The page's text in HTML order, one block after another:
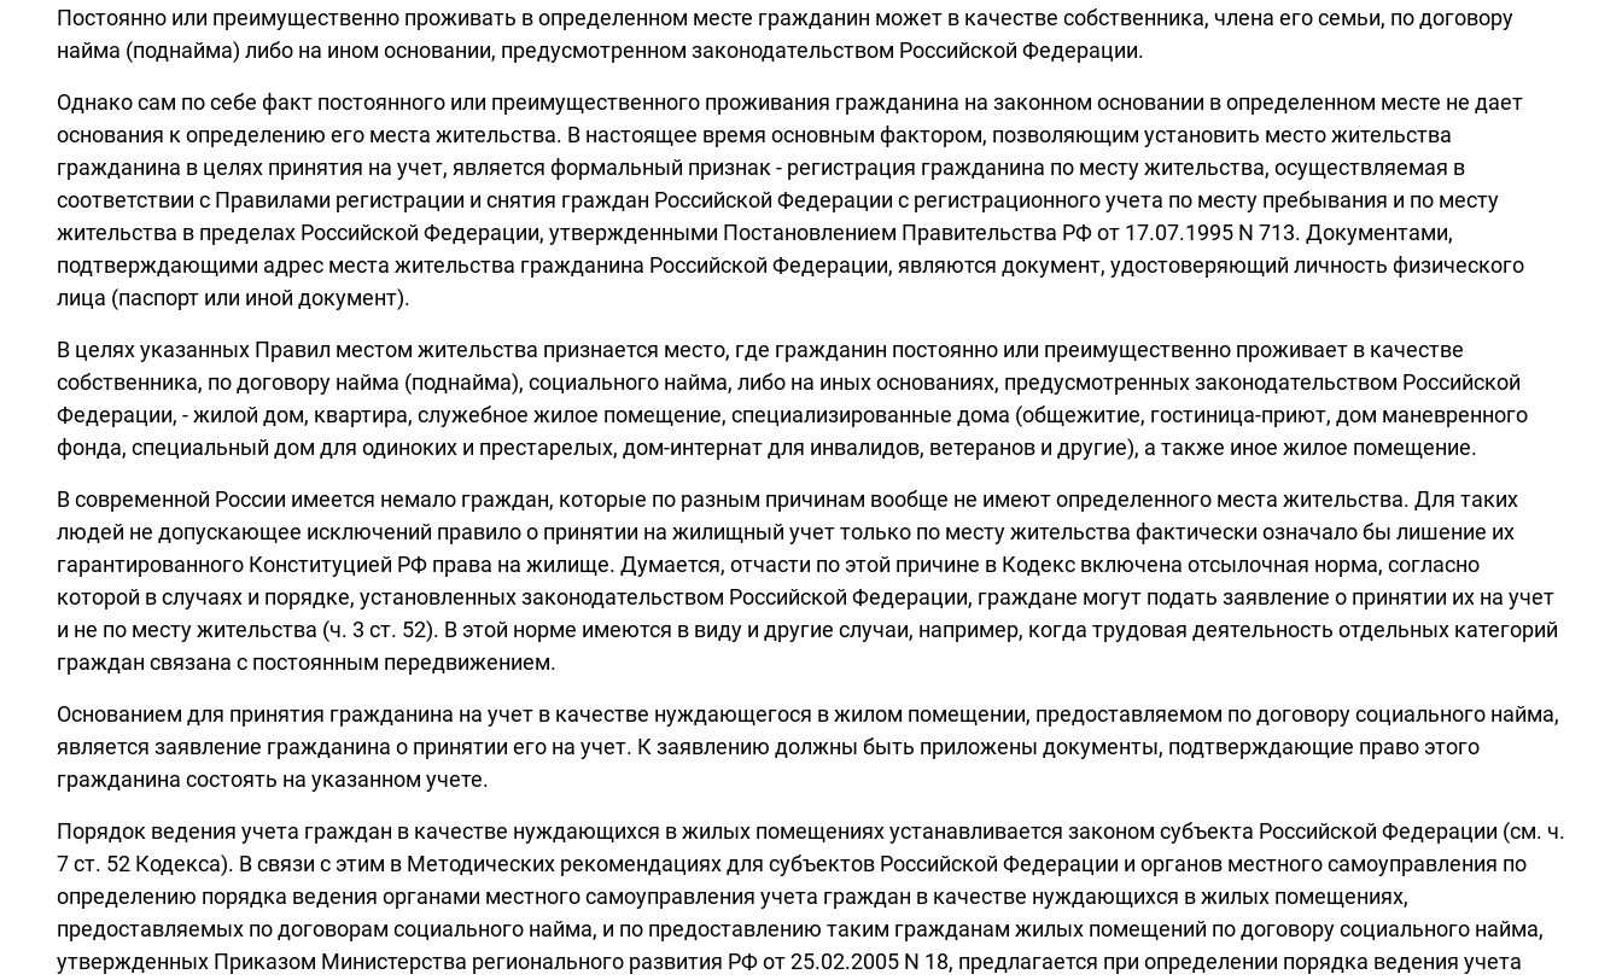
Постоянно или преимущественно проживать в определенном месте гражданин может в качестве собственника, члена его семьи, по договору
найма (поднайма) либо на ином основании, предусмотренном законодательством Российской Федерации.
Однако сам по себе факт постоянного или преимущественного проживания гражданина на законном основании в определенном месте не дает
основания к определению его места жительства. В настоящее время основным фактором, позволяющим установить место жительства
гражданина в целях принятия на учет, является формальный признак - регистрация гражданина по месту жительства, осуществляемая в
соответствии с Правилами регистрации и снятия граждан Российской Федерации с регистрационного учета по месту пребывания и по месту
жительства в пределах Российской Федерации, утвержденными Постановлением Правительства РФ от 17.07.1995 N 713. Документами,
подтверждающими адрес места жительства гражданина Российской Федерации, являются документ, удостоверяющий личность физического
лица (паспорт или иной документ).
В целях указанных Правил местом жительства признается место, где гражданин постоянно или преимущественно проживает в качестве
собственника, по договору найма (поднайма), социального найма, либо на иных основаниях, предусмотренных законодательством Российской
Федерации, - жилой дом, квартира, служебное жилое помещение, специализированные дома (общежитие, гостиница-приют, дом маневренного
фонда, специальный дом для одиноких и престарелых, дом-интернат для инвалидов, ветеранов и другие), а также иное жилое помещение.
В современной России имеется немало граждан, которые по разным причинам вообще не имеют определенного места жительства. Для таких
людей не допускающее исключений правило о принятии на жилищный учет только по месту жительства фактически означало бы лишение их
гарантированного Конституцией РФ права на жилище. Думается, отчасти по этой причине в Кодекс включена отсылочная норма, согласно
которой в случаях и порядке, установленных законодательством Российской Федерации, граждане могут подать заявление о принятии их на учет
и не по месту жительства (ч. 3 ст. 52). В этой норме имеются в виду и другие случаи, например, когда трудовая деятельность отдельных категорий
граждан связана с постоянным передвижением.
Основанием для принятия гражданина на учет в качестве нуждающегося в жилом помещении, предоставляемом по договору социального найма,
является заявление гражданина о принятии его на учет. К заявлению должны быть приложены документы, подтверждающие право этого
гражданина состоять на указанном учете.
Порядок ведения учета граждан в качестве нуждающихся в жилых помещениях устанавливается законом субъекта Российской Федерации (см. ч.
7 ст. 52 Кодекса). В связи с этим в Методических рекомендациях для субъектов Российской Федерации и органов местного самоуправления по
определению порядка ведения органами местного самоуправления учета граждан в качестве нуждающихся в жилых помещениях,
предоставляемых по договорам социального найма, и по предоставлению таким гражданам жилых помещений по договору социального найма,
утвержденных Приказом Министерства регионального развития РФ от 25.02.2005 N 18, предлагается при определении порядка ведения учета